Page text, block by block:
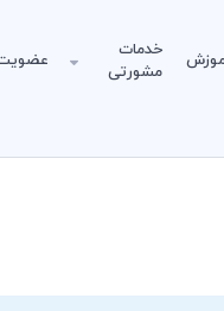
خدمات
مشورتی